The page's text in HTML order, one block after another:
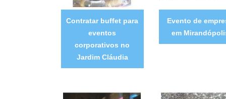
Contratar buffet para
eventos
corporativos no
Jardim Cláudia
Evento de
em